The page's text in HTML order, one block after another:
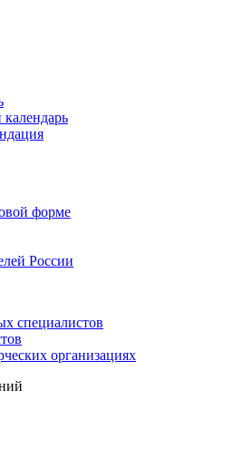
форме
России
специалистов
организациях